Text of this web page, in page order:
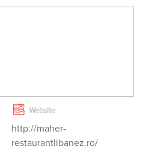
Website
http://maher-
restaurantlibanez.ro/